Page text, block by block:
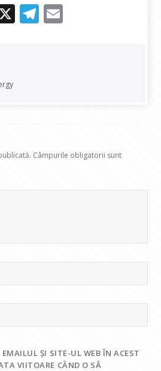
X T
Câmpurile obligatorii sunt
ȘI SITE-UL WEB ÎN ACEST
VIITOARE CÂND O SĂ